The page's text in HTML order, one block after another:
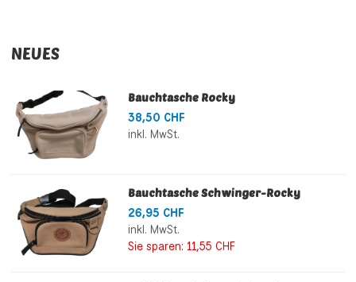
NEUES
Bauchtasche Rocky
38,50 CHF
inkl. MwSt.
Bauchtasche Schwinger-Rocky
26,95 CHF
inkl. MwSt.
Sie sparen: 11,55 CHF